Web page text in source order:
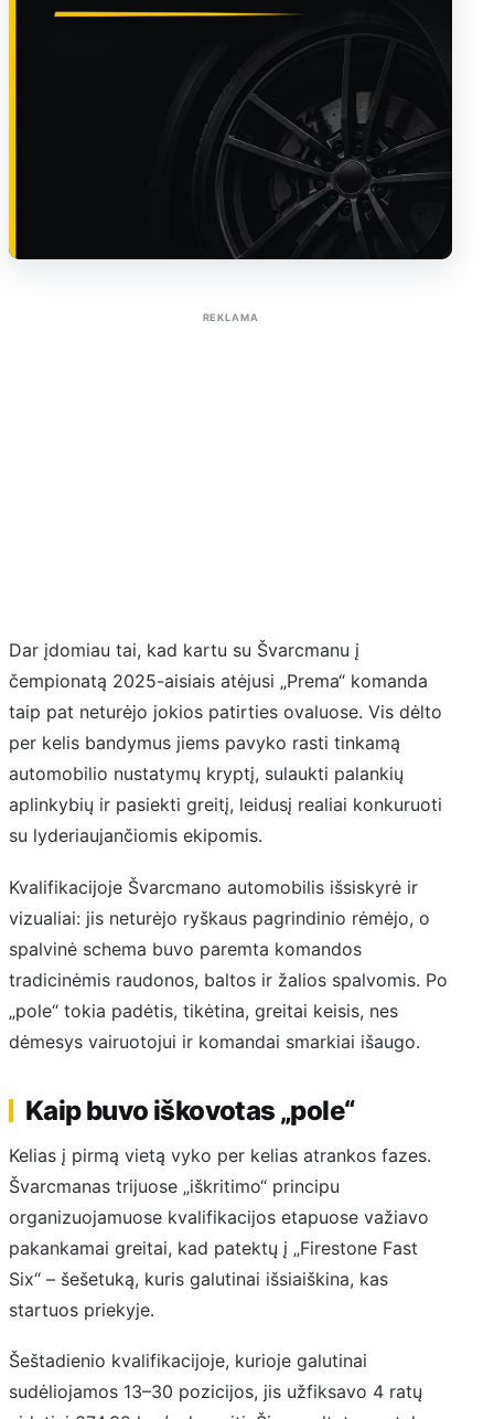
REKLAMA
Dar įdomiau tai, kad kartu su Švarcmanu į
čempionatą 2025-aisiais atėjusi „Prema“ komanda
taip pat neturėjo jokios patirties ovaluose. Vis dėlto
per kelis bandymus jiems pavyko rasti tinkamą
automobilio nustatymų kryptį, sulaukti palankių
aplinkybių ir pasiekti greitį, leidusį realiai konkuruoti
su lyderiaujančiomis ekipomis.
Kvalifikacijoje Švarcmano automobilis išsiskyrė ir
vizualiai: jis neturėjo ryškaus pagrindinio rėmėjo, o
spalvinė schema buvo paremta komandos
tradicinėmis raudonos, baltos ir žalios spalvomis. Po
„pole“ tokia padėtis, tikėtina, greitai keisis, nes
dėmesys vairuotojui ir komandai smarkiai išaugo.
Kaip buvo iškovotas „pole“
Kelias į pirmą vietą vyko per kelias atrankos fazes.
Švarcmanas trijuose „iškritimo“ principu
organizuojamuose kvalifikacijos etapuose važiavo
pakankamai greitai, kad patektų į „Firestone Fast
Six“ – šešetuką, kuris galutinai išsiaiškina, kas
startuos priekyje.
Šeštadienio kvalifikacijoje, kurioje galutinai
sudėliojamos 13–30 pozicijos, jis užfiksavo 4 ratų